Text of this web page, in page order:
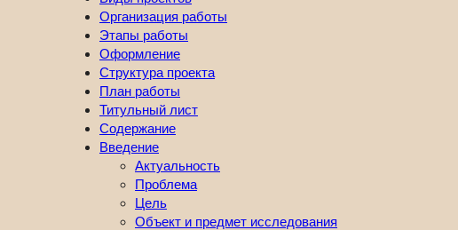
Организация работы
Этапы работы
Оформление
Структура проекта
План работы
Титульный лист
Содержание
Введение
Актуальность
Проблема
Цель
Объект и предмет исследования